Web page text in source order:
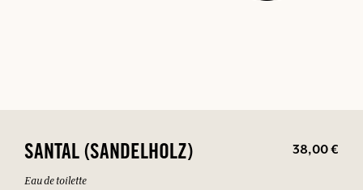
SANTAL (SANDELHOLZ) 38,00 €
Eau de toilette